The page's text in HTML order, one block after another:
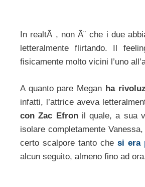
In realtÃ , non Ã¨ che i due
letteralmente flirtando. Il
fisicamente molto vicini l’uno
A quanto pare Megan ha
infatti, l’attrice aveva
con Zac Efronil quale, a sua
isolare completamente
certo scalpore tanto che si era
alcun seguito, almeno fino ad